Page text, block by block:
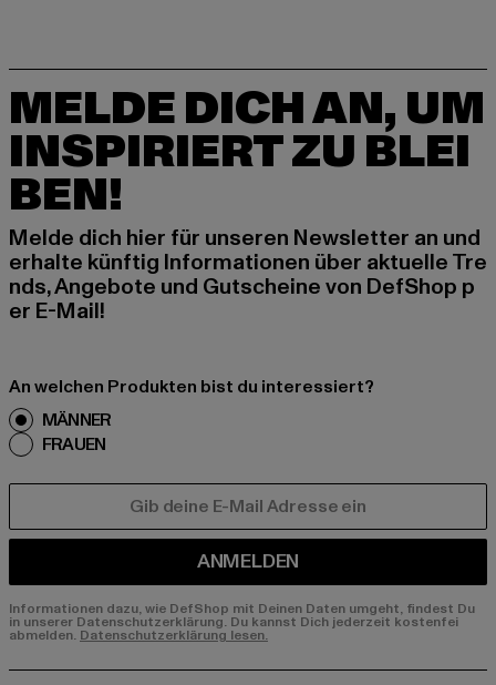
MELDE DICH AN, UM
INSPIRIERT ZU BLEI
BEN!
Melde dich hier für unseren Newsletter an und
erhalte künftig Informationen über aktuelle Tre
nds, Angebote und Gutscheine von DefShop p
er E-Mail!
An welchen Produkten bist du interessiert?
MÄNNER
FRAUEN
ANMELDEN
Informationen dazu, wie DefShop mit Deinen Daten umgeht, findest Du
in unserer Datenschutzerklärung. Du kannst Dich jederzeit kostenfei
abmelden. Datenschutzerklärung lesen.